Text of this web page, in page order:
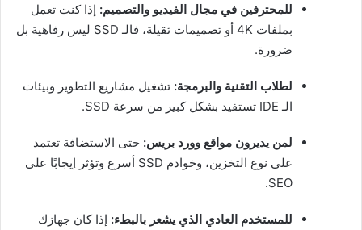
للمحترفين في مجال الفيديو والتصميم: إذا كنت تعمل
بملفات 4K أو تصميمات ثقيلة، فالـ SSD ليس رفاهية بل
ضرورة.
لطلاب التقنية والبرمجة: تشغيل مشاريع التطوير وبيئات
الـ IDE تستفيد بشكل كبير من سرعة SSD.
لمن يديرون مواقع وورد بريس: حتى الاستضافة تعتمد
على نوع التخزين، وخوادم SSD أسرع وتؤثر إيجابًا على
SEO.
للمستخدم العادي الذي يشعر بالبطء: إذا كان جهازك